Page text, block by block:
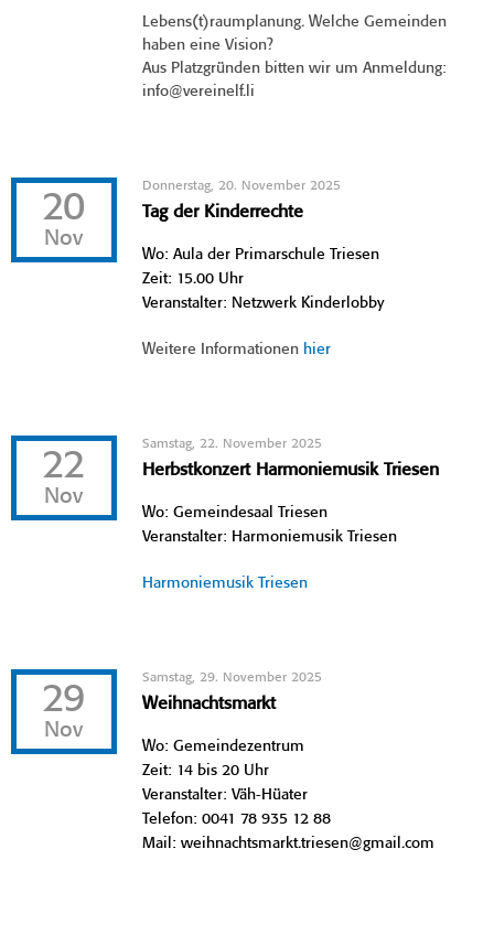
Lebens(t)raumplanung. Welche Gemeinden
haben eine Vision?
Aus Platzgründen bitten wir um Anmeldung:
info@vereinelf.li
20
Nov
Donnerstag, 20. November 2025
Tag der Kinderrechte
Wo: Aula der Primarschule Triesen
Zeit: 15.00 Uhr
Veranstalter: Netzwerk Kinderlobby
Weitere Informationen hier
22
Nov
Samstag, 22. November 2025
Herbstkonzert Harmoniemusik Triesen
Wo: Gemeindesaal Triesen
Veranstalter: Harmoniemusik Triesen
Harmoniemusik Triesen
29
Nov
Samstag, 29. November 2025
Weihnachtsmarkt
Wo: Gemeindezentrum
Zeit: 14 bis 20 Uhr
Veranstalter: Väh-Hüater
Telefon: 0041 78 935 12 88
Mail: weihnachtsmarkt.triesen@gmail.com